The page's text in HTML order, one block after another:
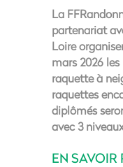
La
partenariat
Loire
mars 2026
raquette à
raquettes
diplômés
avec 3
EN SAVOIR